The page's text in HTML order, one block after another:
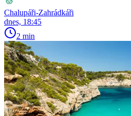
Chalupáři-Zahrádkáři
dnes, 18:45
2 min